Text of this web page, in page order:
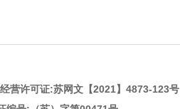
营许可证:苏网文【2021】4873-123号